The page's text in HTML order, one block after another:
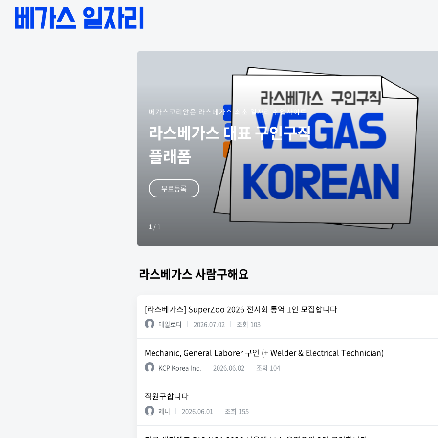
베가스코리안은 라스베가스 최초 일자리 취업사이트
라스베가스 대표 구인구직
플래폼
무료등록
1 / 1
라스베가스 사람구해요
[라스베가스] SuperZoo 2026 전시회 통역 1인 모집합니다
테일로디 2026.07.02 조회 103
Mechanic, General Laborer 구인 (+ Welder & Electrical Technician)
KCP Korea Inc. 2026.06.02 조회 104
직원구합니다
제니 2026.06.01 조회 155